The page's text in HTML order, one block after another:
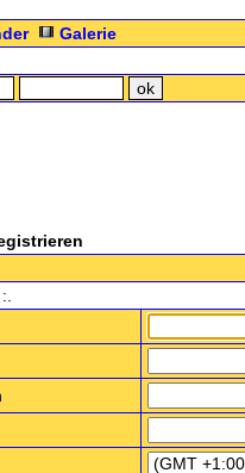
Galerie